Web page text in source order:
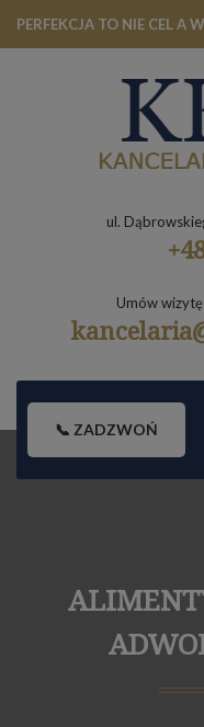
PERFEKCJA TO NIE CEL A
ul.
Umów
📞 ZADZWOŃ